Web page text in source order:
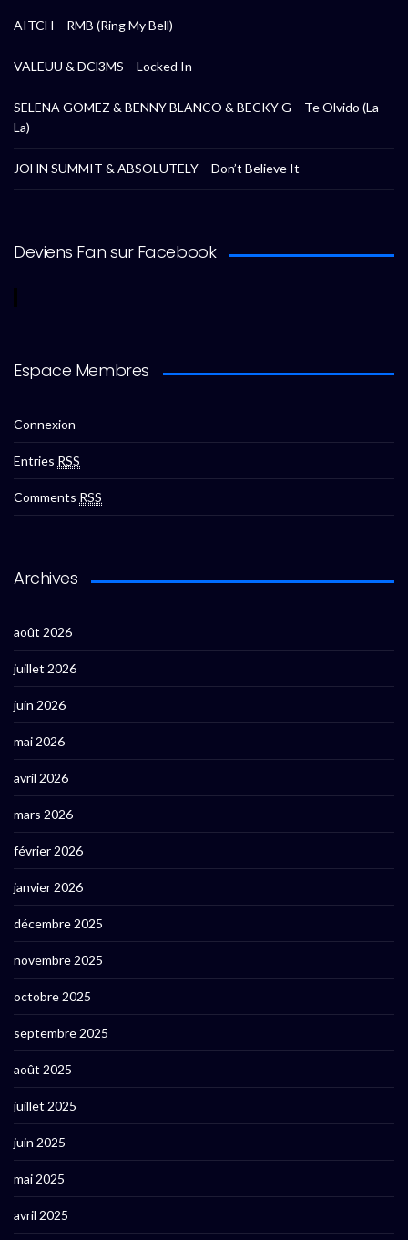
AITCH – RMB (Ring My Bell)
VALEUU & DCl3MS – Locked In
SELENA GOMEZ & BENNY BLANCO & BECKY G – Te Olvido (La
La)
JOHN SUMMIT & ABSOLUTELY – Don’t Believe It
Deviens Fan sur Facebook
Espace Membres
Connexion
Entries RSS
Comments RSS
Archives
août 2026
juillet 2026
juin 2026
mai 2026
avril 2026
mars 2026
février 2026
janvier 2026
décembre 2025
novembre 2025
octobre 2025
septembre 2025
août 2025
juillet 2025
juin 2025
mai 2025
avril 2025